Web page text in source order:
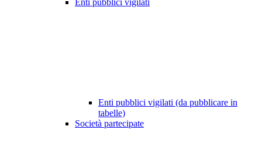
Enti pubblici vigilati
Enti pubblici vigilati (da pubblicare in
tabelle)
Società partecipate